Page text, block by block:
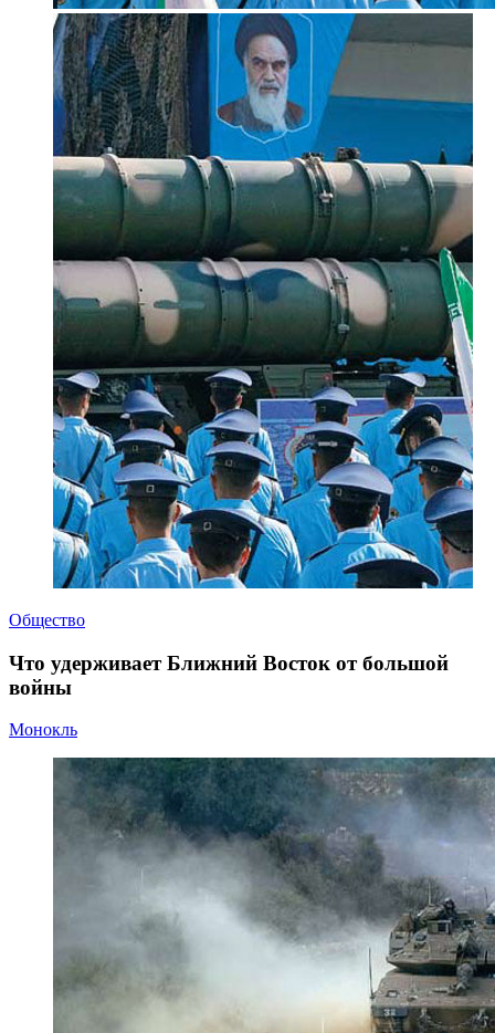
Общество
Что удерживает Ближний Восток от большой
войны
Монокль